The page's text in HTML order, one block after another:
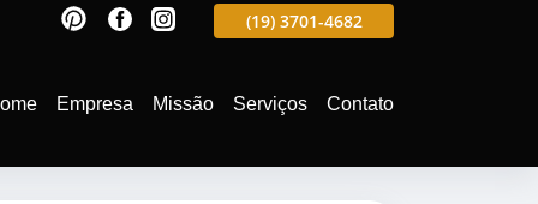
(19) 3701-4988 (19) 3701-4682
Empresa Missão Serviços Contato